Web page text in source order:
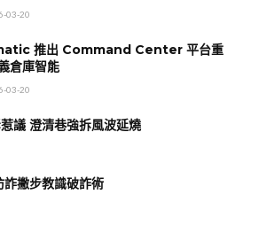
03-20
推出 Command Center 平台重
倉庫智能
03-20
議 澄清巷強拆風波延燒
撇步教識破詐術